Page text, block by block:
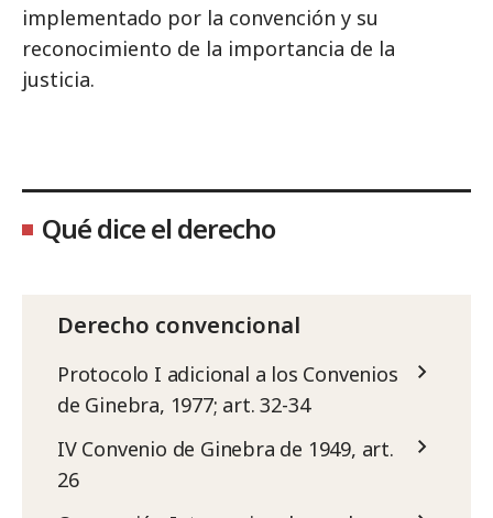
implementado por la convención y su
reconocimiento de la importancia de la
justicia.
Qué dice el derecho
Derecho convencional
Protocolo I adicional a los Convenios
de Ginebra, 1977; art. 32-34
IV Convenio de Ginebra de 1949, art.
26